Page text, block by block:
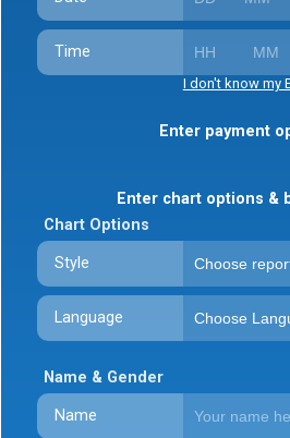
Time
I don't know my
Enter payment
Enter chart options &
Chart Options
Style
Language
Name & Gender
Name